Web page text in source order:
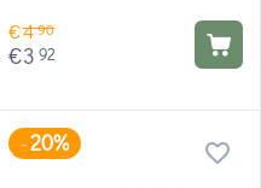
€490
€3 92
-20%